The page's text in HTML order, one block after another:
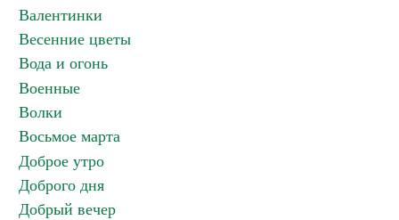
Валентинки
Весенние цветы
Вода и огонь
Военные
Волки
Восьмое марта
Доброе утро
Доброго дня
Добрый вечер